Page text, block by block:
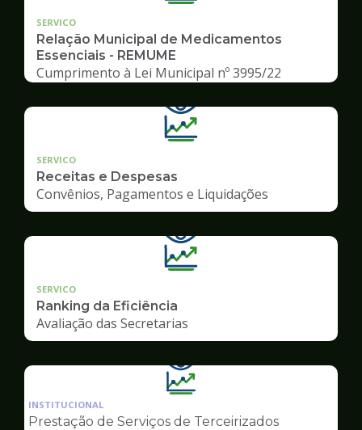
SERVICO
Relação Municipal de Medicamentos
Essenciais - REMUME
Cumprimento à Lei Municipal nº 3995/22
SERVICO
Receitas e Despesas
Convênios, Pagamentos e Liquidações
SERVICO
Ranking da Eficiência
Avaliação das Secretarias
Ilustração
da
pagina
INSTITUCIONAL
Prestação de Serviços de Terceirizados